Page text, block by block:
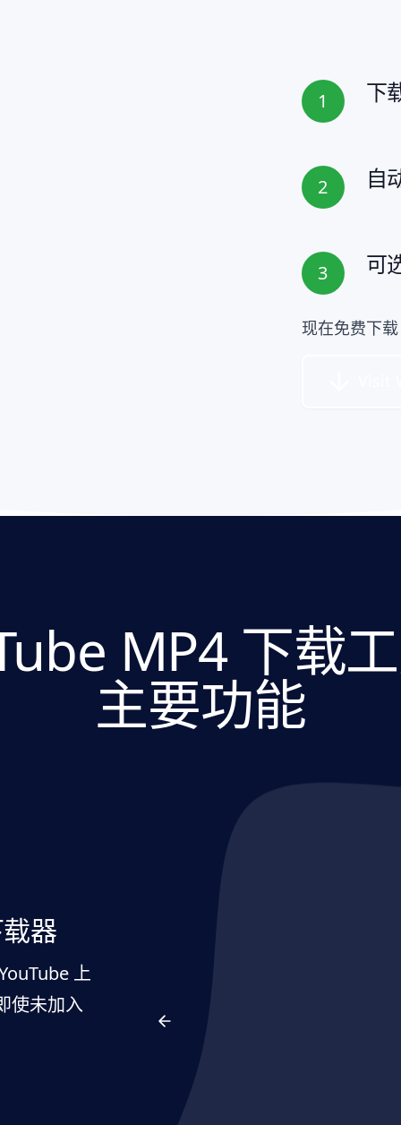
1 下
2 自
3 可
现在免费下
MP4 下载
主要功能
器
上
使未加入